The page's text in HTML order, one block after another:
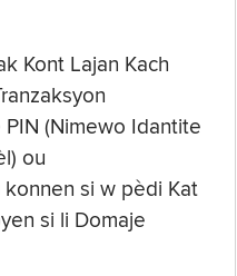
Kont Lajan Kach
PIN (Nimewo Idantite
ou
konnen si w pèdi Kat
si li Domaje